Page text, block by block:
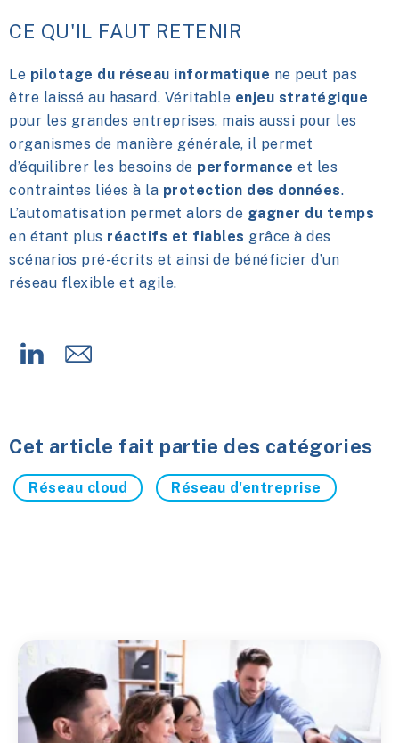
CE QU'IL FAUT RETENIR
Le pilotage du réseau informatique ne peut pas
être laissé au hasard. Véritable enjeu stratégique
pour les grandes entreprises, mais aussi pour les
organismes de manière générale, il permet
d’équilibrer les besoins de performance et les
contraintes liées à la protection des données.
L’automatisation permet alors de gagner du temps
en étant plus réactifs et fiables grâce à des
scénarios pré-écrits et ainsi de bénéficier d’un
réseau flexible et agile.
Cet article fait partie des catégories
Réseau cloud Réseau d'entreprise